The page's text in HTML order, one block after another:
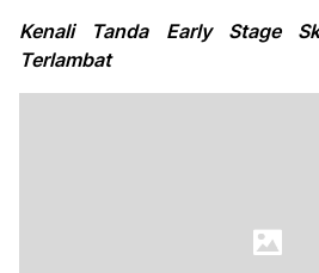
Kenali Tanda Early Stage
Terlambat